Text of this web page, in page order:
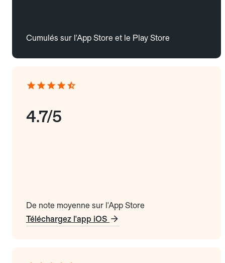
Cumulés sur l'App Store et le Play Store
4.7/5
De note moyenne sur l'App Store
Téléchargez l'app iOS